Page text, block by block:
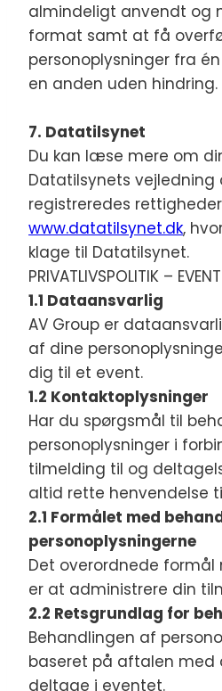
almindeligt anvendt og
format samt at få
personoplysninger fra
en anden uden hindring.
7. Datatilsynet
Du kan læse mere om
Datatilsynets vejledning
registreredes
www.datatilsynet.dk,
klage til Datatilsynet.
PRIVATLIVSPOLITIK – EVENT
1.1 Dataansvarlig
AV Group er
af dine
dig til et event.
1.2 Kontaktoplysninger
Har du spørgsmål til
personoplysninger i
tilmelding til og
altid rette henvendelse
2.1 Formålet med
personoplysningerne
Det overordnede
er at administrere din
2.2 Retsgrundlag for
Behandlingen af
baseret på aftalen med
deltage i eventet.